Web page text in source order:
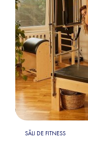
SĂLI DE FITNESS